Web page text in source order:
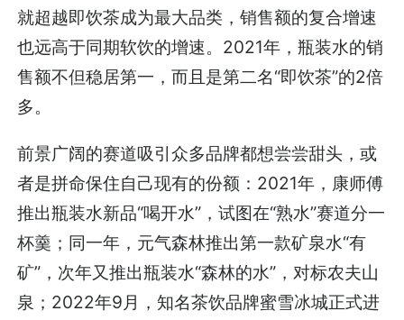
就超越即饮茶成为最大品类，销售额的复合增速
也远高于同期软饮的增速。2021年，瓶装水的销
售额不但稳居第一，而且是第二名“即饮茶”的2倍
多。
前景广阔的赛道吸引众多品牌都想尝尝甜头，或
者是拼命保住自己现有的份额：2021年，康师傅
推出瓶装水新品“喝开水”，试图在“熟水”赛道分一
杯羹；同一年，元气森林推出第一款矿泉水“有
矿”，次年又推出瓶装水“森林的水”，对标农夫山
泉；2022年9月，知名茶饮品牌蜜雪冰城正式进